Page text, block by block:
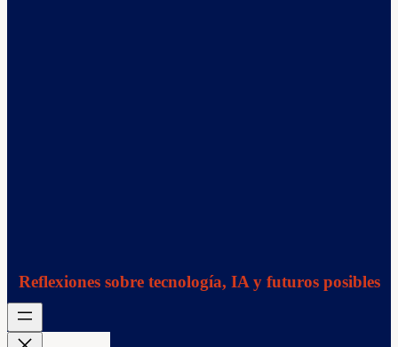
Reflexiones sobre tecnología, IA y futuros posibles